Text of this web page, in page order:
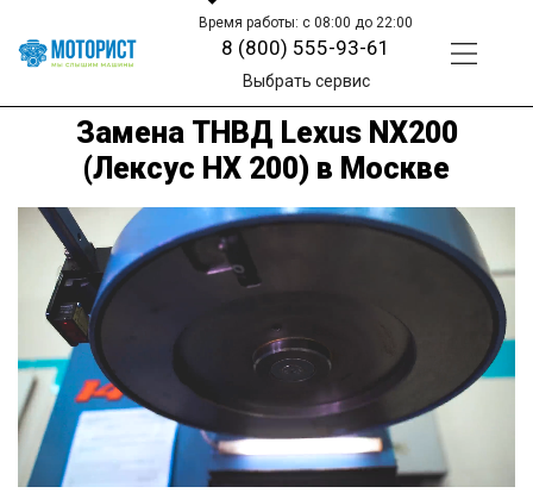
Время работы: с 08:00 до 22:00
8 (800) 555-93-61
Выбрать сервис
Замена ТНВД Lexus NX200
(Лексус НХ 200) в Москве